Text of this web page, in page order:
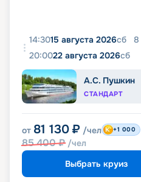
14:3015 августа 2026сб 8
20:0022 августа 2026сб
А.С. Пушкин
СТАНДАРТ
от 81 130 ₽ /чел
85 400₽ /чел
+1 000
Выбрать круиз